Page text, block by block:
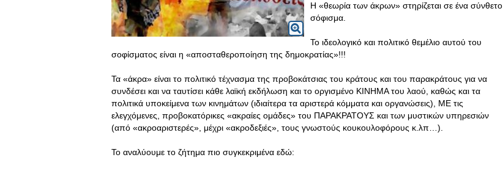
Η «θεωρία των άκρων» στηρίζεται σε ένα σύνθετο
σόφισμα.
Το ιδεολογικό και πολιτικό θεμέλιο αυτού του
σοφίσματος είναι η «αποσταθεροποίηση της δημοκρατίας»!!!
Τα «άκρα» είναι το πολιτικό τέχνασμα της προβοκάτσιας του κράτους και του παρακράτους για να
συνδέσει και να ταυτίσει κάθε λαϊκή εκδήλωση και το οργισμένο ΚΙΝΗΜΑ του λαού, καθώς και τα
πολιτικά υποκείμενα των κινημάτων (ιδιαίτερα τα αριστερά κόμματα και οργανώσεις), ΜΕ τις
ελεγχόμενες, προβοκατόρικες «ακραίες ομάδες» του ΠΑΡΑΚΡΑΤΟΥΣ και των μυστικών υπηρεσιών
(από «ακροαριστερές», μέχρι «ακροδεξιές», τους γνωστούς κουκουλοφόρους κ.λπ…).
Το αναλύουμε το ζήτημα πιο συγκεκριμένα εδώ: